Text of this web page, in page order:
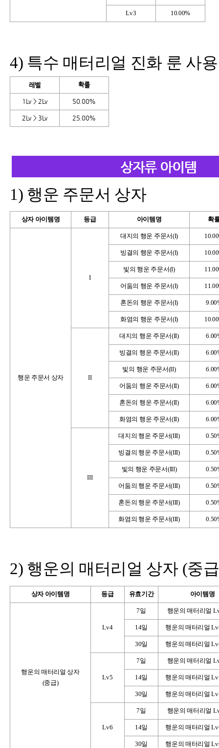
Lv3 10.00%
4) 특수 매터리얼 진화 룬 사
레벨 확률
1Lv > 2Lv 50.00%
2Lv > 3Lv 25.00%
1) 행운 주문서 상자
상자 아이템명 등급 아이템명 확
행운 주문서 상자
I
대지의 행운 주문서(I)
빙결의 행운 주문서(I)
빛의 행운 주문서(I)
어둠의 행운 주문서(I)
혼돈의 행운 주문서(I)
화염의 행운 주문서(I)
II
대지의 행운 주문서(II)
빙결의 행운 주문서(II)
빛의 행운 주문서(II)
어둠의 행운 주문서(II)
혼돈의 행운 주문서(II)
화염의 행운 주문서(II)
III
대지의 행운 주문서(III)
빙결의 행운 주문서(III)
빛의 행운 주문서(III)
어둠의 행운 주문서(III)
혼돈의 행운 주문서(III)
화염의 행운 주문서(III)
2) 행운의 매터리얼 상자 (중
상자 아이템명 등급 유효기간 아이템명
행운의 매터리얼 상자
(중급)
Lv4
7일 행운의 매터리얼
14일 행운의 매터리얼
30일 행운의 매터리얼
Lv5
7일 행운의 매터리얼
14일 행운의 매터리얼
30일 행운의 매터리얼
Lv6
7일 행운의 매터리얼
14일 행운의 매터리얼
30일 행운의 매터리얼